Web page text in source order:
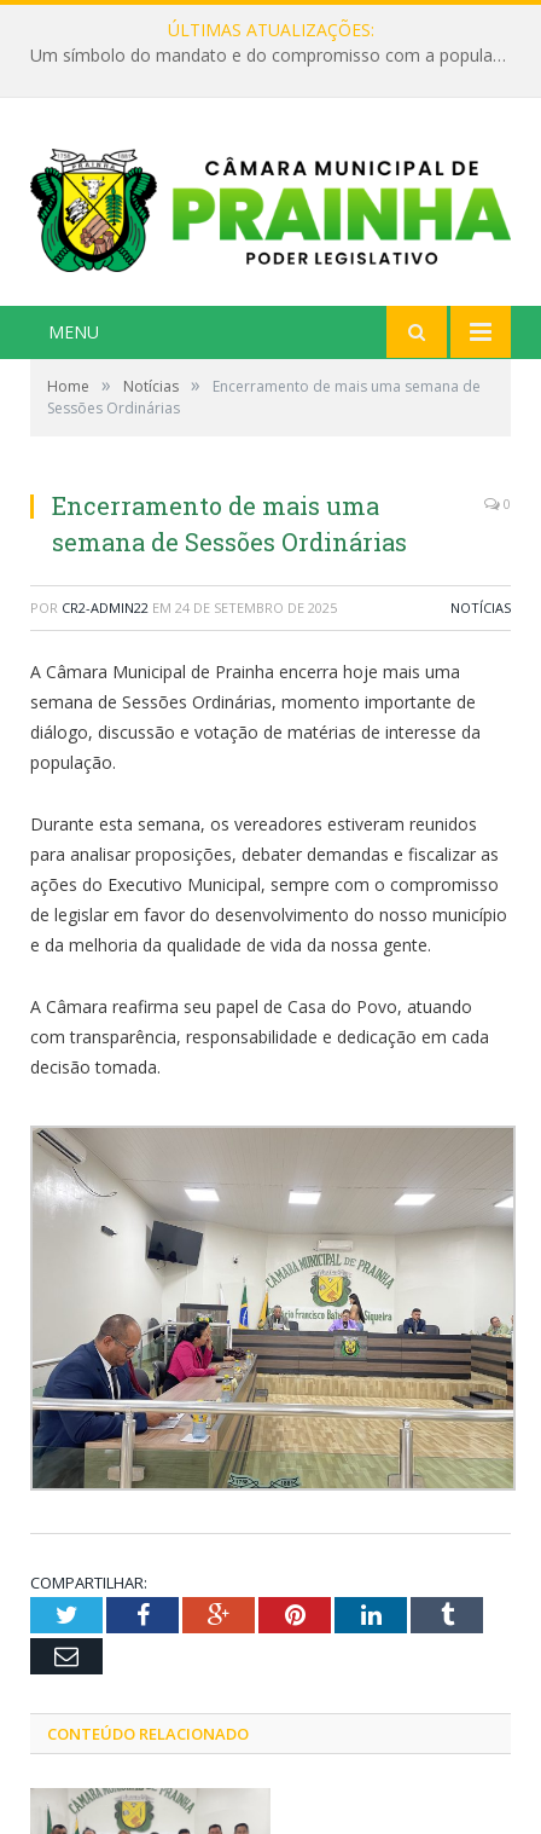
ÚLTIMAS ATUALIZAÇÕES:
Um símbolo do mandato e do compromisso com a população
MENU
Home » Notícias »
Encerramento de mais uma semana de
Sessões Ordinárias
Encerramento de mais uma
semana de Sessões Ordinárias
0
POR CR2-ADMIN22 EM 24 DE SETEMBRO DE 2025 NOTÍCIAS
A Câmara Municipal de Prainha encerra hoje mais uma
semana de Sessões Ordinárias, momento importante de
diálogo, discussão e votação de matérias de interesse da
população.
Durante esta semana, os vereadores estiveram reunidos
para analisar proposições, debater demandas e fiscalizar as
ações do Executivo Municipal, sempre com o compromisso
de legislar em favor do desenvolvimento do nosso município
e da melhoria da qualidade de vida da nossa gente.
A Câmara reafirma seu papel de Casa do Povo, atuando
com transparência, responsabilidade e dedicação em cada
decisão tomada.
COMPARTILHAR:
TwitterFacebookGoogle+PinterestLinkedInTumblr
Email
CONTEÚDO RELACIONADO